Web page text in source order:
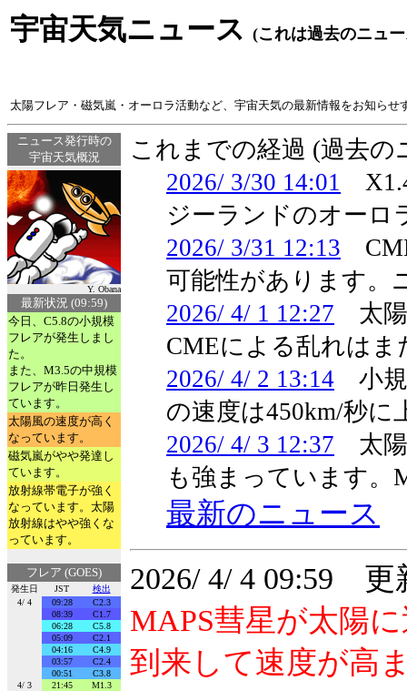
宇宙天気ニュース (これは過去のニュ
太陽フレア・磁気嵐・オーロラ活動など、宇宙天気の最新情報をお知らせ
ニュース発行時の
宇宙天気概況
Y. Obana
最新状況 (09:59)
今日、C5.8の小規模
フレアが発生しまし
た。
また、M3.5の中規模
フレアが昨日発生し
ています。
太陽風の速度が高く
なっています。
磁気嵐がやや発達し
ています。
放射線帯電子が強く
なっています。太陽
放射線はやや強くな
っています。
フレア (GOES)
発生日 JST
検出
4/ 4
09:28
C2.3
08:39
C1.7
06:28
C5.8
05:09
C2.1
04:16
C4.9
03:57
C2.4
00:51
C3.8
4/ 3
21:45
M1.3
これまでの経過 (過去
2026/ 3/30 14:01
ジーランドのオーロ
2026/ 3/31 12:13
可能性があります。
2026/ 4/ 1 12:27 太陽
CMEによる乱れは
2026/ 4/ 2 13:14 小規
の速度は450km/秒に
2026/ 4/ 3 12:37 太陽
も強まっています。
最新のニュース
2026/ 4/ 4 09:59 更
MAPS彗星が太陽
到来して速度が高